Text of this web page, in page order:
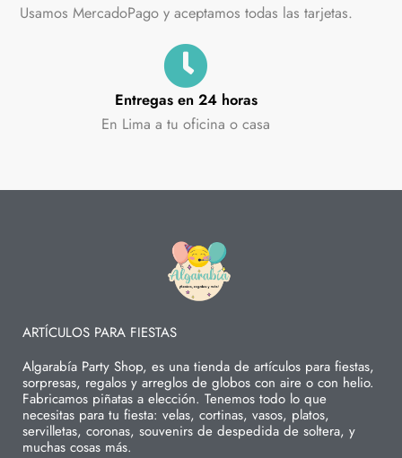
Usamos MercadoPago y aceptamos todas las tarjetas.
Entregas en 24 horas
En Lima a tu oficina o casa
ARTÍCULOS PARA FIESTAS
Algarabía Party Shop, es una tienda de artículos para fiestas,
sorpresas, regalos y arreglos de globos con aire o con helio.
Fabricamos piñatas a elección. Tenemos todo lo que
necesitas para tu fiesta: velas, cortinas, vasos, platos,
servilletas, coronas, souvenirs de despedida de soltera, y
muchas cosas más.